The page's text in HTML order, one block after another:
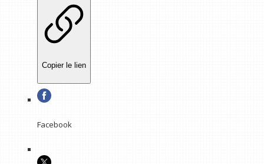
Copier le lien
Facebook